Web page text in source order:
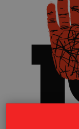
+39 346 954